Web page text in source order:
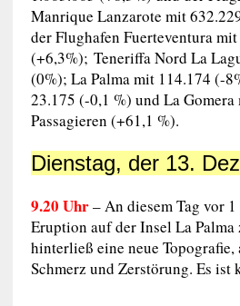
Manrique Lanzarote mit
der Flughafen Fuerteventura
(+6,3%); Teneriffa Nord La
(0%); La Palma mit 114.174 (-
23.175 (-0,1 %) und La Gomera
Passagieren (+61,1 %).
Dienstag, der 13.
9.20 Uhr–An diesem Tag vor
Eruption auf der InselLa Palma
hinterließ eine neue
Schmerz und Zerstörung. Es ist